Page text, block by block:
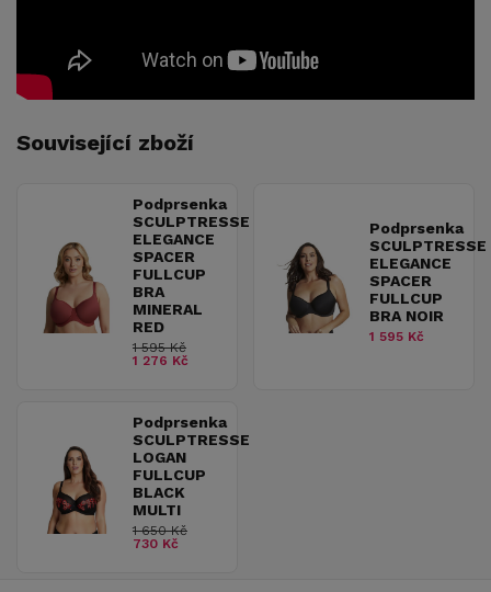
Související zboží
Podprsenka
SCULPTRESSE
ELEGANCE
SPACER
FULLCUP
BRA
MINERAL
RED
1 595 Kč
1 276 Kč
Podprsenka
SCULPTRESSE
ELEGANCE
SPACER
FULLCUP
BRA NOIR
1 595 Kč
Podprsenka
SCULPTRESSE
LOGAN
FULLCUP
BLACK
MULTI
1 650 Kč
730 Kč